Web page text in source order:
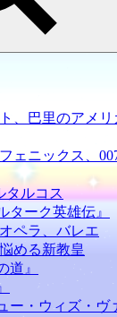
、巴里のアメ
ェニックス、
タルコス
ターク英雄伝』
ペラ、バレエ
める新教皇
道』
ー・ウィズ・ヴ